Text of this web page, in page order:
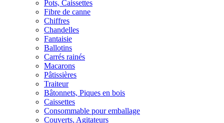
Pots, Caissettes
Fibre de canne
Chiffres
Chandelles
Fantaisie
Ballotins
Carrés rainés
Macarons
Pâtissières
Traiteur
Bâtonnets, Piques en bois
Caissettes
Consommable pour emballage
Couverts, Agitateurs